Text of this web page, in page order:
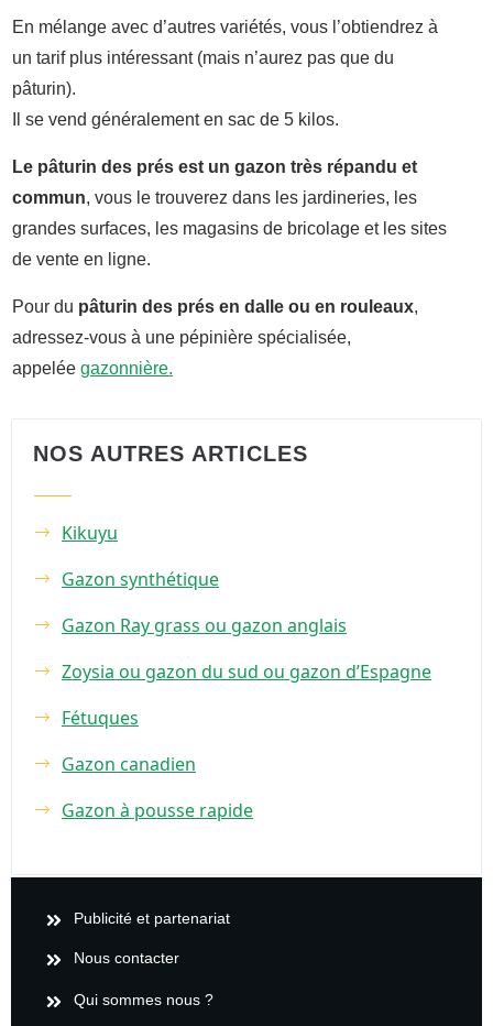
En mélange avec d’autres variétés, vous l’obtiendrez à
un tarif plus intéressant (mais n’aurez pas que du
pâturin).
Il se vend généralement en sac de 5 kilos.
Le pâturin des prés est un gazon très répandu et
commun, vous le trouverez dans les jardineries, les
grandes surfaces, les magasins de bricolage et les sites
de vente en ligne.
Pour du pâturin des prés en dalle ou en rouleaux,
adressez-vous à une pépinière spécialisée,
appelée gazonnière.
NOS AUTRES ARTICLES
Kikuyu
Gazon synthétique
Gazon Ray grass ou gazon anglais
Zoysia ou gazon du sud ou gazon d’Espagne
Fétuques
Gazon canadien
Gazon à pousse rapide
Publicité et partenariat
Nous contacter
Qui sommes nous ?